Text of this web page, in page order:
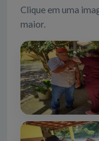
Clique em uma
maior.